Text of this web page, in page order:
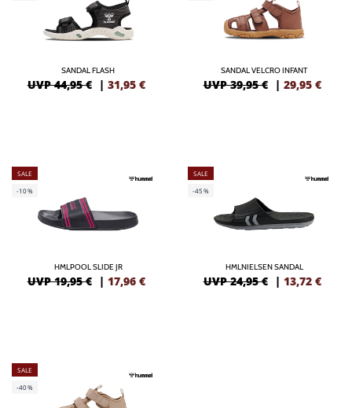
SANDAL FLASH
UVP 44,95 € | 31,95 €
SANDAL VELCRO INFANT
UVP 39,95 € | 29,95 €
SALE
-10%
HMLPOOL SLIDE JR
UVP 19,95 € | 17,96 €
SALE
-45%
HMLNIELSEN SANDAL
UVP 24,95 € | 13,72 €
SALE
-40%